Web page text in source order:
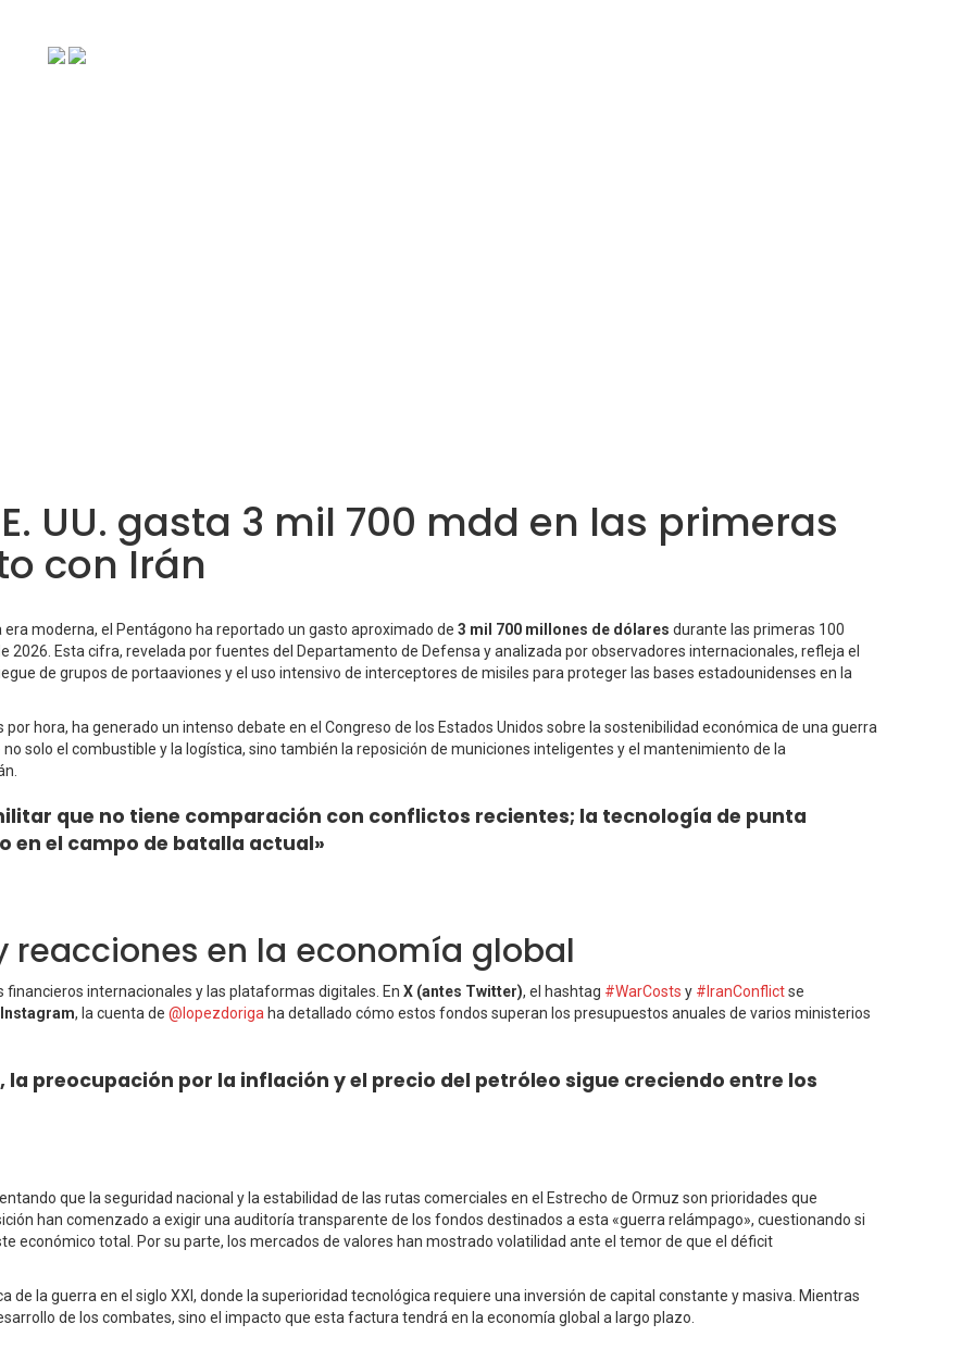
UU. gasta 3 mil 700 mdd en las primeras
con Irán
moderna, el Pentágono ha reportado un gasto aproximado de 3 mil 700 millones de dólares durante las primeras 100
2026. Esta cifra, revelada por fuentes del Departamento de Defensa y analizada por observadores internacionales, refleja el
de grupos de portaaviones y el uso intensivo de interceptores de misiles para proteger las bases estadounidenses en la
hora, ha generado un intenso debate en el Congreso de los Estados Unidos sobre la sostenibilidad económica de una guerra
solo el combustible y la logística, sino también la reposición de municiones inteligentes y el mantenimiento de la
que no tiene comparación con conflictos recientes; la tecnología de punta
en el campo de batalla actual»
reacciones en la economía global
internacionales y las plataformas digitales. En X (antes Twitter), el hashtag #WarCosts y #IranConflictse
Instagram, la cuenta de @lopezdoriga ha detallado cómo estos fondos superan los presupuestos anuales de varios ministerios
preocupación por la inflación y el precio del petróleo sigue creciendo entre los
que la seguridad nacional y la estabilidad de las rutas comerciales en el Estrecho de Ormuz son prioridades que
han comenzado a exigir una auditoría transparente de los fondos destinados a esta «guerra relámpago», cuestionando si
económico total. Por su parte, los mercados de valores han mostrado volatilidad ante el temor de que el déficit
de la guerra en el siglo XXI, donde la superioridad tecnológica requiere una inversión de capital constante y masiva. Mientras
de los combates, sino el impacto que esta factura tendrá en la economía global a largo plazo.